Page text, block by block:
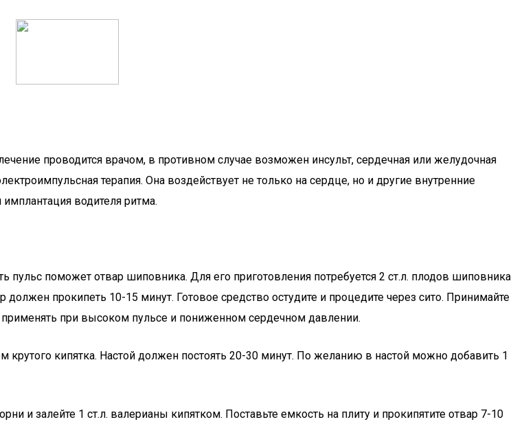
проводится врачом, в противном случае возможен инсульт, сердечная или желудочная
терапия. Она воздействует не только на сердце, но и другие внутренние
имплантация водителя ритма.
поможет отвар шиповника. Для его приготовления потребуется 2 ст.л. плодов шиповника
прокипеть 10-15 минут. Готовое средство остудите и процедите через сито. Принимайте
при высоком пульсе и пониженном сердечном давлении.
крутого кипятка. Настой должен постоять 20-30 минут. По желанию в настой можно добавить 1
залейте 1 ст.л. валерианы кипятком. Поставьте емкость на плиту и прокипятите отвар 7-10